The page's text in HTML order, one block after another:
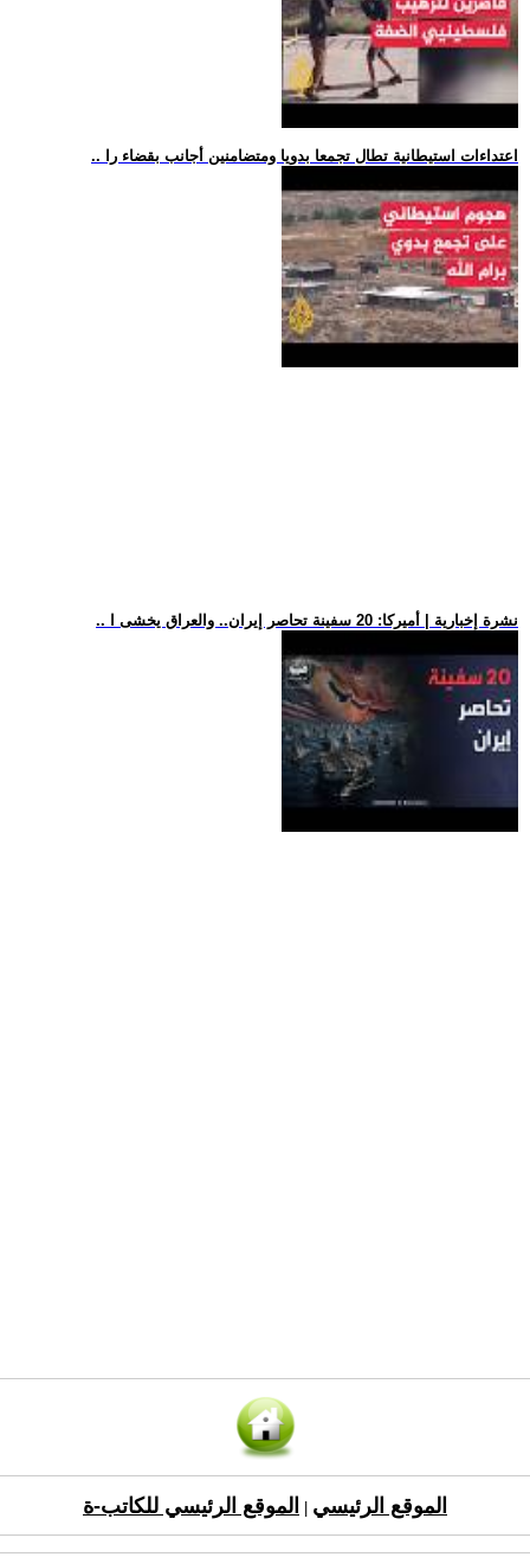
.. اعتداءات استيطانية تطال تجمعا بدويا ومتضامنين أجانب بقضاء را
.. نشرة إخبارية | أميركا: 20 سفينة تحاصر إيران.. والعراق يخشى ا
الموقع الرئيسي الموقع الرئيسي للكاتب-ة